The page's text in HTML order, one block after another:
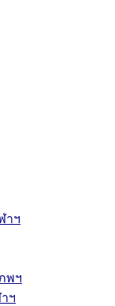
าฯ
พฯ
ฯ